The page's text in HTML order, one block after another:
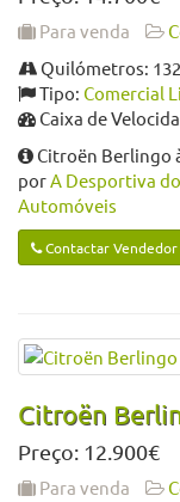
Para venda
Quilómetros:
Tipo: Comercial
Caixa de
Citroën Berlingo
porA Desportiva
Automóveis
Contactar Vendedor
Citroën
Preço: 12.900€
Para venda